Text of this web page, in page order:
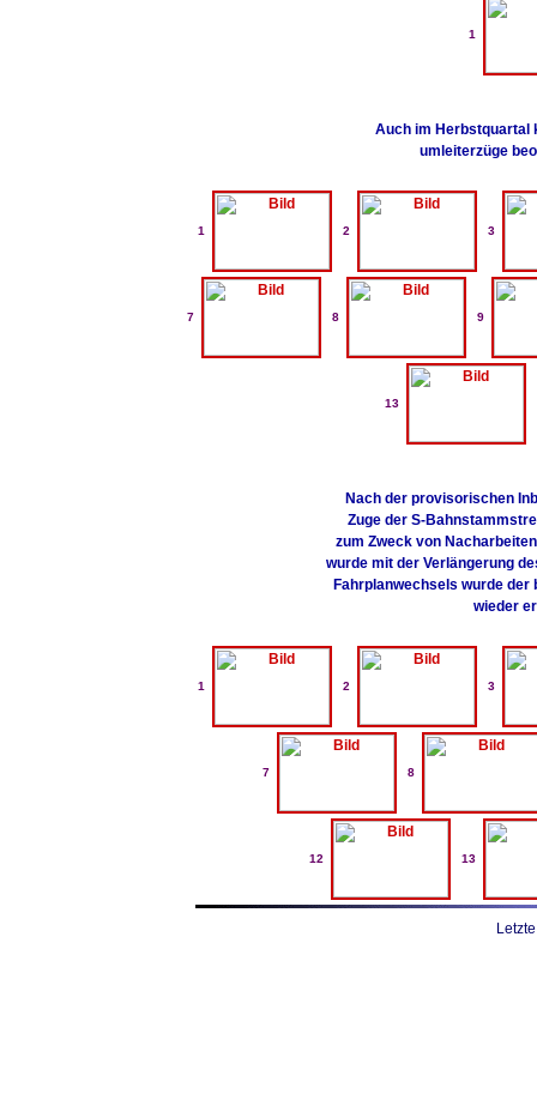
1
Auch im Herbstquartal
umleiterzüge
1 2 3
7 8 9
13
Nach der provisorischen
Zuge der S-
zum Zweck von
wurde mit der Verlängerung
Fahrplanwechsels wurde der
wieder
1 2 3
7 8
12 13